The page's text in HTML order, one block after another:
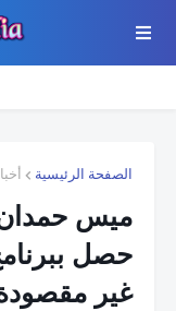
الصفحة الرئيسية
ميس حمدان
حصل
غير